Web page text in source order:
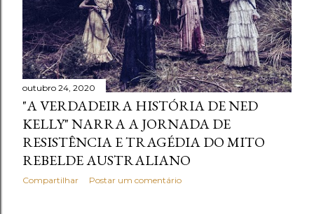
outubro 24, 2020
"A VERDADEIRA HISTÓRIA DE NED
KELLY" NARRA A JORNADA DE
RESISTÊNCIA E TRAGÉDIA DO MITO
REBELDE AUSTRALIANO
Compartilhar Postar um comentário